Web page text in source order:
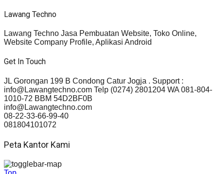
Lawang Techno
Lawang Techno Jasa Pembuatan Website, Toko Online,
Website Company Profile, Aplikasi Android
Get In Touch
JL Gorongan 199 B Condong Catur Jogja . Support :
info@Lawangtechno.com Telp (0274) 2801204 WA 081-804-
1010-72 BBM 54D2BF0B
info@Lawangtechno.com
08-22-33-66-99-40
081804101072
Peta Kantor Kami